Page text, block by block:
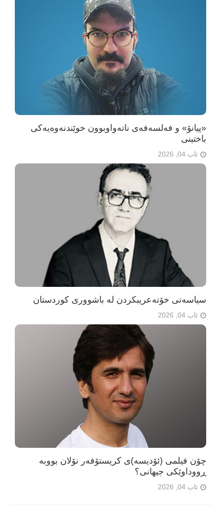
«پیانۆ» و فەلسەفەی ناتەواوبوون خوێندنەوەیەکی
باختینی
ئاب 04, 2026
سیاسەتی خۆتەعریبکردن لە باشووری کوردستان
ئاب 04, 2026
چۆن فیلمی (ئۆدیسە)ی کریستۆفەر نۆلان بووبە
ڕووداوێکی جیهانی؟
ئاب 04, 2026